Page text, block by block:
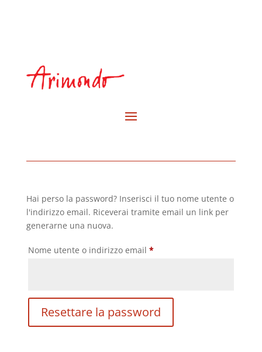
Hai perso la password? Inserisci il tuo nome utente o
l'indirizzo email. Riceverai tramite email un link per
generarne una nuova.
Nome utente o indirizzo email *Richiesto
Resettare la password